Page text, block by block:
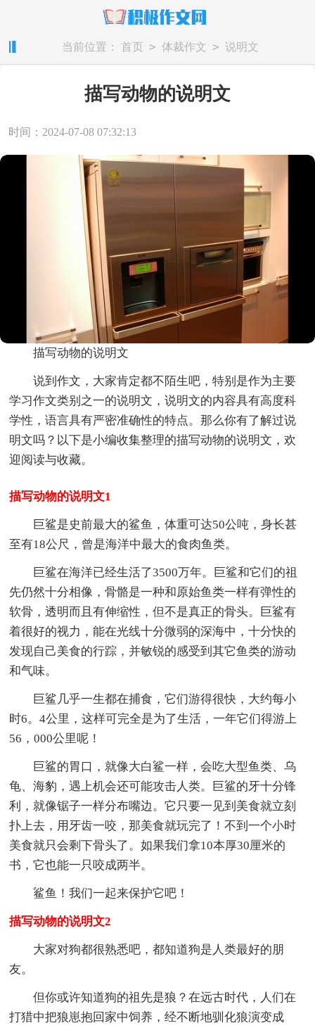
当前位置： 首页 > 体裁作文 > 说明文
描写动物的说明文
时间：2024-07-08 07:32:13
描写动物的说明文
说到作文，大家肯定都不陌生吧，特别是作为主要
学习作文类别之一的说明文，说明文的内容具有高度科
学性，语言具有严密准确性的特点。那么你有了解过说
明文吗？以下是小编收集整理的描写动物的说明文，欢
迎阅读与收藏。
描写动物的说明文1
巨鲨是史前最大的鲨鱼，体重可达50公吨，身长甚
至有18公尺，曾是海洋中最大的食肉鱼类。
巨鲨在海洋已经生活了3500万年。巨鲨和它们的祖
先仍然十分相像，骨骼是一种和原始鱼类一样有弹性的
软骨，透明而且有伸缩性，但不是真正的骨头。巨鲨有
着很好的视力，能在光线十分微弱的深海中，十分快的
发现自己美食的行踪，并敏锐的感受到其它鱼类的游动
和气味。
巨鲨几乎一生都在捕食，它们游得很快，大约每小
时6。4公里，这样可完全是为了生活，一年它们得游上
56，000公里呢！
巨鲨的胃口，就像大白鲨一样，会吃大型鱼类、乌
龟、海豹，遇上机会还可能攻击人类。巨鲨的牙十分锋
利，就像锯子一样分布嘴边。它只要一见到美食就立刻
扑上去，用牙齿一咬，那美食就玩完了！不到一个小时
美食就只会剩下骨头了。如果我们拿10本厚30厘米的
书，它也能一只咬成两半。
鲨鱼！我们一起来保护它吧！
描写动物的说明文2
大家对狗都很熟悉吧，都知道狗是人类最好的朋
友。
但你或许知道狗的祖先是狼？在远古时代，人们在
打猎中把狼崽抱回家中饲养，经不断地驯化狼演变成